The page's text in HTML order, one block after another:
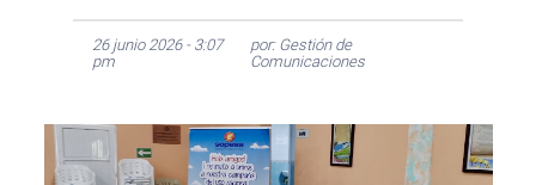
26 junio 2026 - 3:07
pm
por: Gestión de
Comunicaciones